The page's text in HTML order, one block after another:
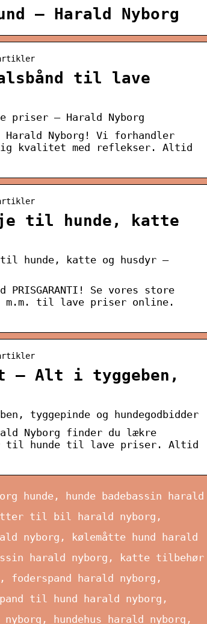
– Harald Nyborg
til lave
priser – Harald Nyborg
Harald Nyborg! Vi forhandler
kvalitet med reflekser. Altid
til hunde, katte
hunde, katte og husdyr –
Se vores store
m.m. til lave priser online.
– Alt i tyggeben,
tyggepinde og hundegodbidder
Nyborg finder du lækre
til hunde til lave priser. Altid
hunde, hunde badebassin harald
til bil harald nyborg,
nyborg, kølemåtte hund harald
harald nyborg, katte tilbehør
foderspand harald nyborg,
til hund harald nyborg,
hundehus harald nyborg,